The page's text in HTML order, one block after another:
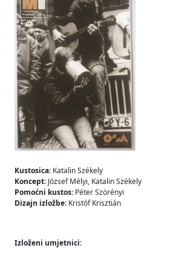
Kustosica: Katalin Székely
Koncept: József Mélyi, Katalin Székely
Pomoćni kustos: Péter Szörényi
Dizajn izložbe: Kristóf Krisztián
Izloženi umjetnici: